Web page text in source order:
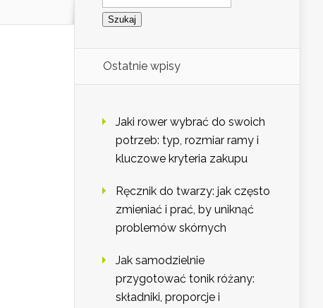
Ostatnie wpisy
Jaki rower wybrać do swoich
potrzeb: typ, rozmiar ramy i
kluczowe kryteria zakupu
Ręcznik do twarzy: jak często
zmieniać i prać, by uniknąć
problemów skórnych
Jak samodzielnie
przygotować tonik różany:
składniki, proporcje i